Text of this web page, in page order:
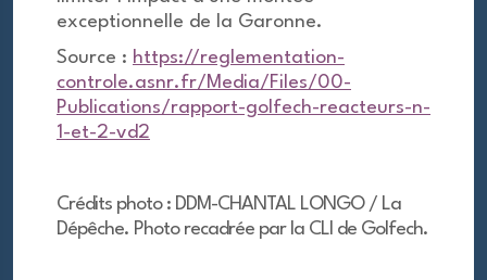
exceptionnelle de la Garonne.
Source : https://reglementation-
controle.asnr.fr/Media/Files/00-
Publications/rapport-golfech-reacteurs-n-
1-et-2-vd2
Crédits photo : DDM-CHANTAL LONGO / La
Dépêche. Photo recadrée par la CLI de Golfech.